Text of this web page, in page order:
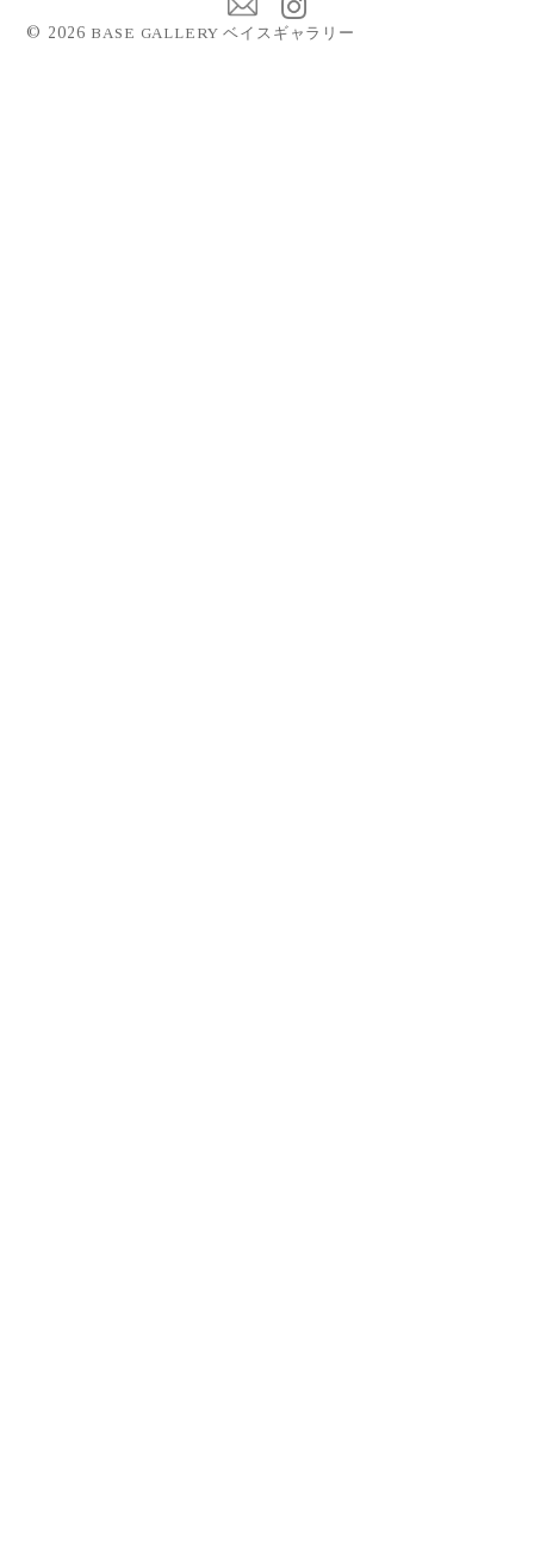
© 2026 BASE GALLERY ベイスギャラリー